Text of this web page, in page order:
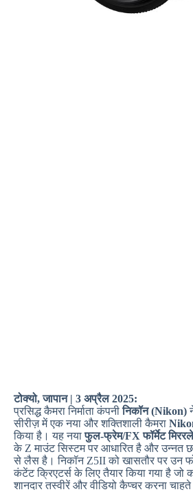
टोक्यो, जापान | 3 अप्रैल 2025:
प्रसिद्ध कैमरा निर्माता कंपनीनिकॉन (Nikon)
सीरीज़ में एक नया और शक्तिशाली कैमरा
किया है। यह नयाफुल-फ्रेम/FX फॉर्मेट
के Z माउंट सिस्टम पर आधारित है और उन्नत
से लैस है। निकॉन Z5II को खासतौर पर उन
कंटेंट क्रिएटर्स के लिए तैयार किया गया है जो
शानदार तस्वीरें और वीडियो कैप्चर करना चाहते